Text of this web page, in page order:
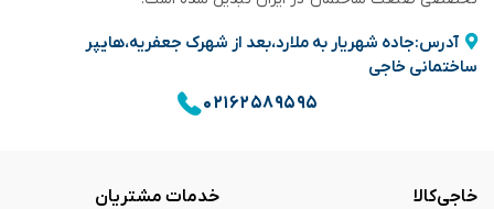
آدرس:جاده شهریار به ملارد،بعد از شهرک جعفریه،هایپر
ساختمانی خاجی
۰۲۱۶۲۵۸۹۵۹۵
خاجی‌کالا خدمات مشتریان